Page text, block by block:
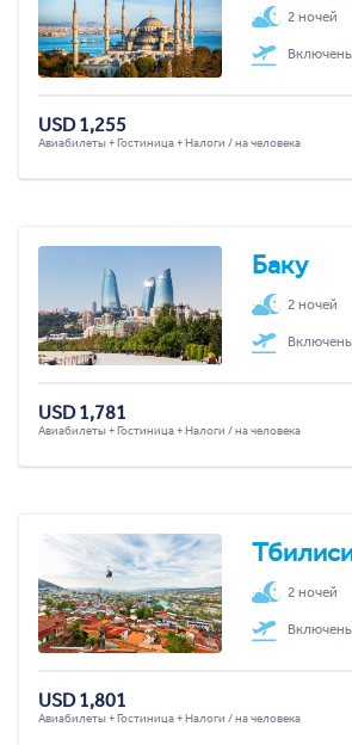
2 ночей
USD 1,255
Авиабилеты + Гостиница + Налоги / на человека
Баку
2 ночей
USD 1,781
Авиабилеты + Гостиница + Налоги / на человека
2 ночей
USD 1,801
Авиабилеты + Гостиница + Налоги / на человека